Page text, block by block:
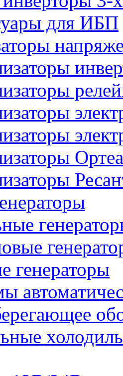
для ИБП
Ортеа
генераторы